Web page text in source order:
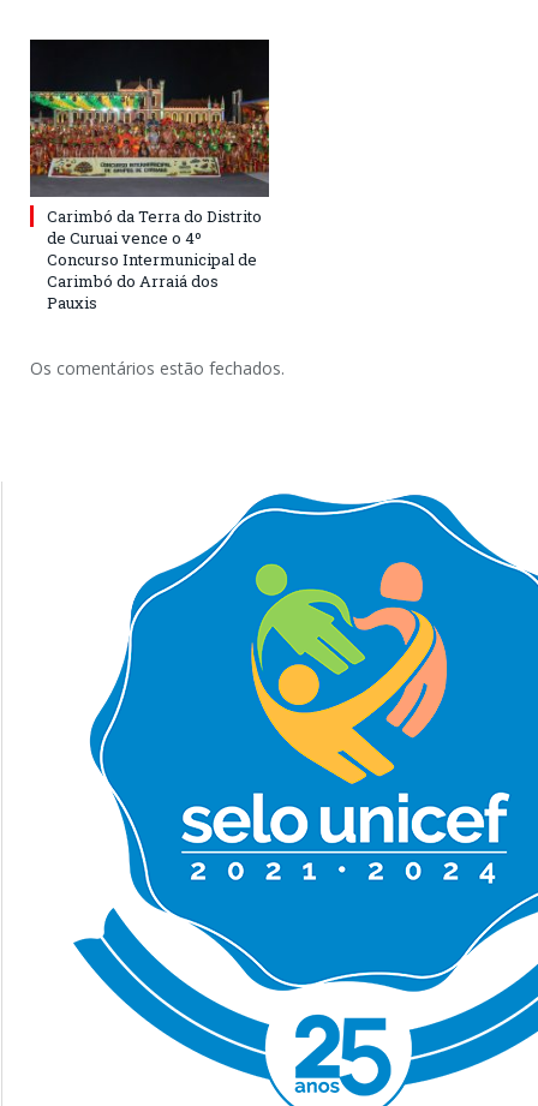
Carimbó da Terra do Distrito
de Curuai vence o 4º
Concurso Intermunicipal de
Carimbó do Arraiá dos
Pauxis
Os comentários estão fechados.